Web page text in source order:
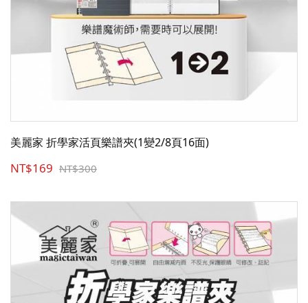
美麗家 折學家活頁樂譜夾(1變2/8頁16面)
NT$169 NT$300